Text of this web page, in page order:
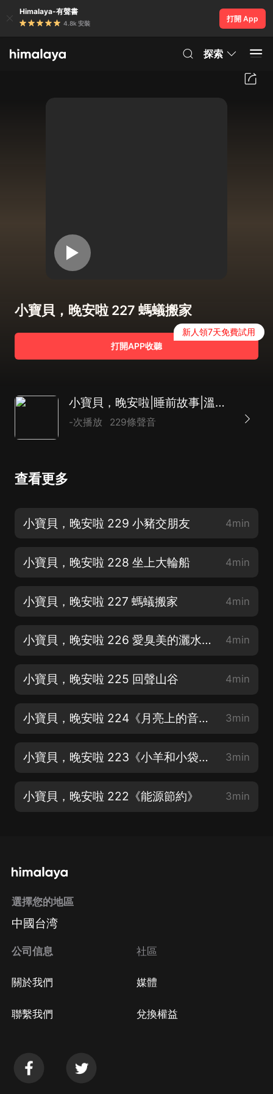
Himalaya-有聲書
4.8k 安裝
打開 App
探索
小寶貝，晚安啦 227 螞蟻搬家
打開APP收聽
新人領7天免費試用
小寶貝，晚安啦|睡前故事|溫暖智慧
-次播放 229條聲音
查看更多
小寶貝，晚安啦 229 小豬交朋友 4min
小寶貝，晚安啦 228 坐上大輪船 4min
小寶貝，晚安啦 227 螞蟻搬家 4min
小寶貝，晚安啦 226 愛臭美的灑水車_縮混 4min
小寶貝，晚安啦 225 回聲山谷 4min
小寶貝，晚安啦 224《月亮上的音符》 3min
小寶貝，晚安啦 223《小羊和小袋鼠》 3min
小寶貝，晚安啦 222《能源節約》 3min
選擇您的地區
中國台湾
公司信息
關於我們
聯繫我們
社區
媒體
兌換權益